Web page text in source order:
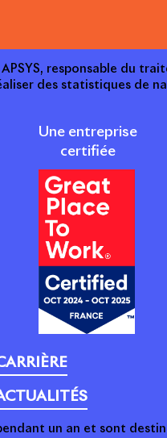
Une entreprise
certifiée
responsable du
des statistiques de
un an et sont